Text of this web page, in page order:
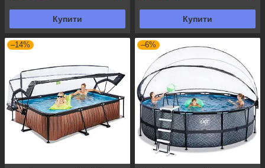
Купити Купити
–14% –6%